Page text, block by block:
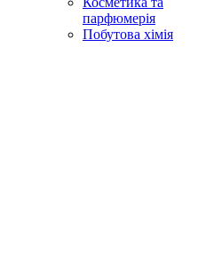
парфюмерія
Побутова хімія